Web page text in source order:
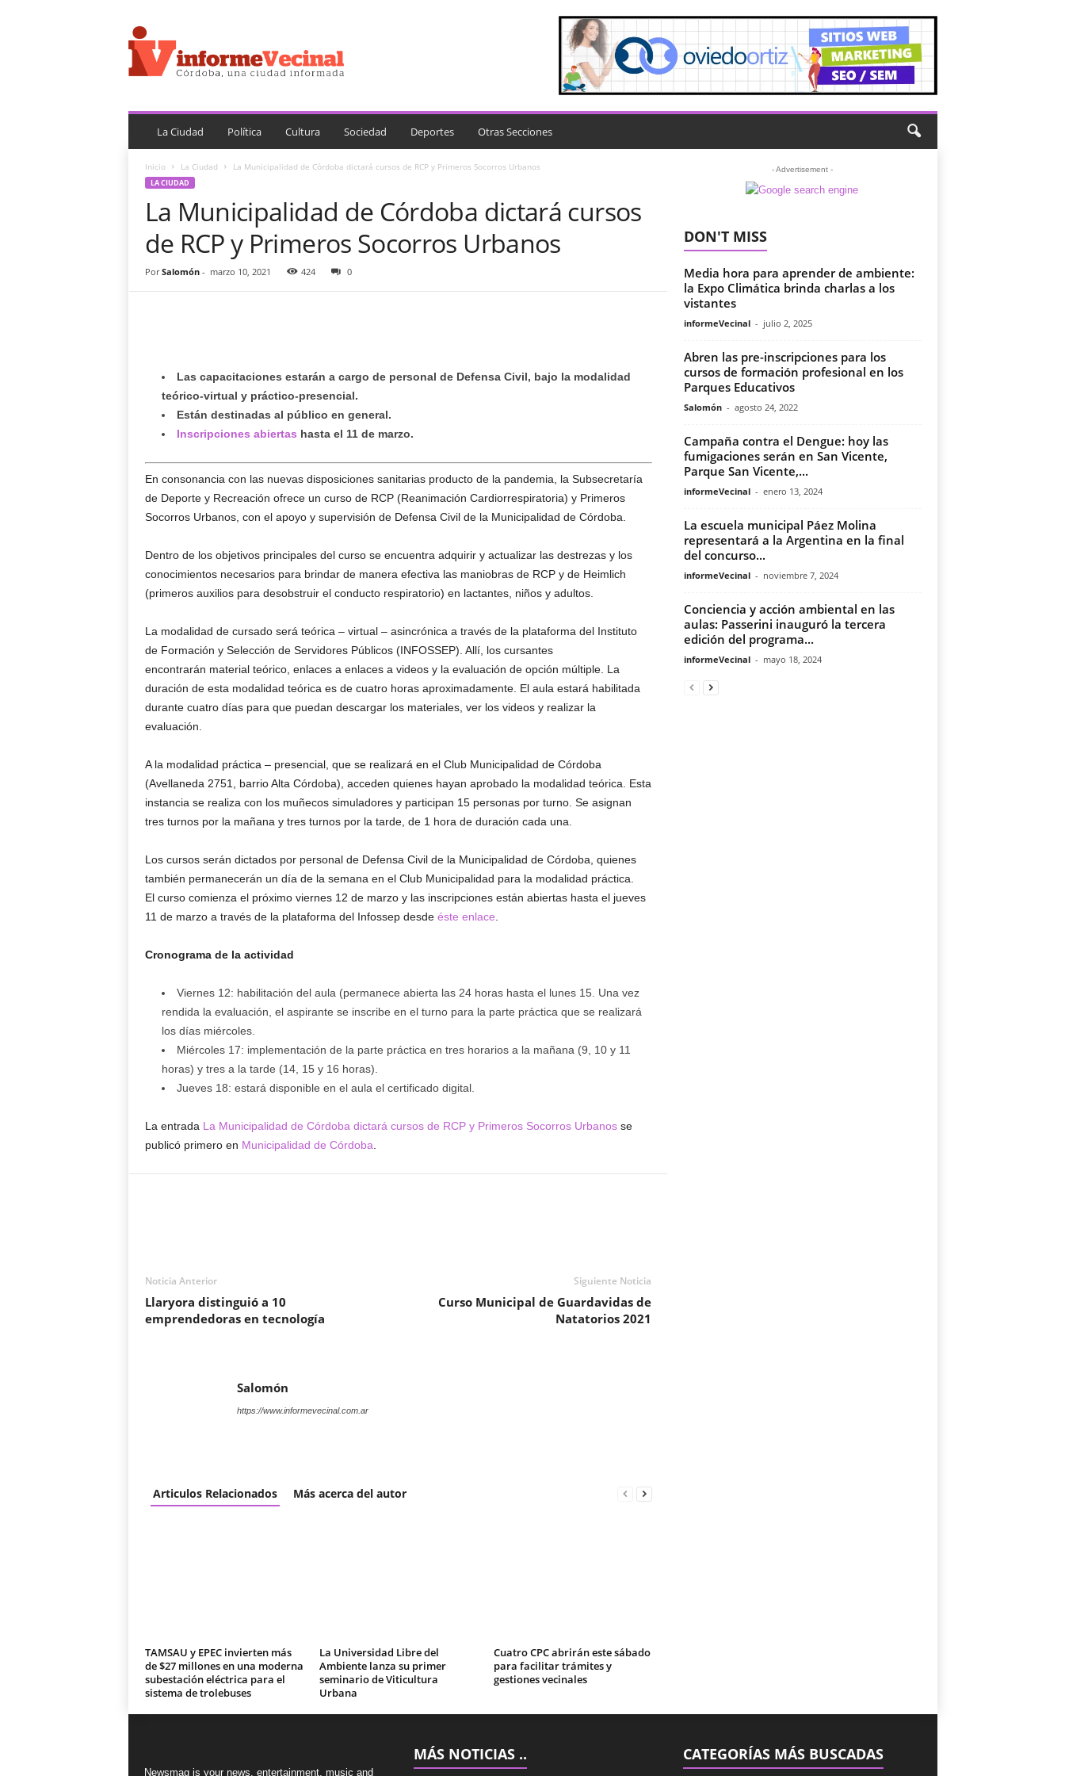
n
f
o
e
e
La Ciudad Política Cultura Sociedad Deportes Otras Secciones
Inicio La Ciudad La Municipalidad de Córdoba dictará cursos de RCP y Primeros Socorros Urbanos
LA CIUDAD
La Municipalidad de Córdoba dictará cursos
de RCP y Primeros Socorros Urbanos
Por Salomón- marzo 10, 2021 424 0
Las capacitaciones estarán a cargo de personal de Defensa Civil, bajo la modalidad
teórico-virtual y práctico-presencial.
Están destinadas al público en general.
Inscripciones abiertas hasta el 11 de marzo.
En consonancia con las nuevas disposiciones sanitarias producto de la pandemia, la Subsecretaría
de Deporte y Recreación ofrece un curso de RCP (Reanimación Cardiorrespiratoria) y Primeros
Socorros Urbanos, con el apoyo y supervisión de Defensa Civil de la Municipalidad de Córdoba.
Dentro de los objetivos principales del curso se encuentra adquirir y actualizar las destrezas y los
conocimientos necesarios para brindar de manera efectiva las maniobras de RCP y de Heimlich
(primeros auxilios para desobstruir el conducto respiratorio) en lactantes, niños y adultos.
La modalidad de cursado será teórica – virtual – asincrónica a través de la plataforma del Instituto
de Formación y Selección de Servidores Públicos (INFOSSEP). Allí, los cursantes
encontrarán material teórico, enlaces a enlaces a videos y la evaluación de opción múltiple. La
duración de esta modalidad teórica es de cuatro horas aproximadamente. El aula estará habilitada
durante cuatro días para que puedan descargar los materiales, ver los videos y realizar la
evaluación.
A la modalidad práctica – presencial, que se realizará en el Club Municipalidad de Córdoba
(Avellaneda 2751, barrio Alta Córdoba), acceden quienes hayan aprobado la modalidad teórica. Esta
instancia se realiza con los muñecos simuladores y participan 15 personas por turno. Se asignan
tres turnos por la mañana y tres turnos por la tarde, de 1 hora de duración cada una.
Los cursos serán dictados por personal de Defensa Civil de la Municipalidad de Córdoba, quienes
también permanecerán un día de la semana en el Club Municipalidad para la modalidad práctica.
El curso comienza el próximo viernes 12 de marzo y las inscripciones están abiertas hasta el jueves
11 de marzo a través de la plataforma del Infossep desde éste enlace
Cronograma de la actividad
Viernes 12: habilitación del aula (permanece abierta las 24 horas hasta el lunes 15. Una vez
rendida la evaluación, el aspirante se inscribe en el turno para la parte práctica que se realizará
los días miércoles.
Miércoles 17: implementación de la parte práctica en tres horarios a la mañana (9, 10 y 11
horas) y tres a la tarde (14, 15 y 16 horas).
Jueves 18: estará disponible en el aula el certificado digital.
La entrada La Municipalidad de Córdoba dictará cursos de RCP y Primeros Socorros Urbanosse
publicó primero en Municipalidad de Córdoba
Noticia Anterior
Llaryora distinguió a 10
emprendedoras en tecnología
Siguiente Noticia
Curso Municipal de Guardavidas de
Natatorios 2021
Salomón
https://www.informevecinal.com.ar
Articulos Relacionados Más acerca del autor
TAMSAU y EPEC invierten más
de $27 millones en una moderna
subestación eléctrica para el
sistema de trolebuses
La Universidad Libre del
Ambiente lanza su primer
seminario de Viticultura
Urbana
Cuatro CPC abrirán este sábado
para facilitar trámites y
gestiones vecinales
- Advertisement -
DON'T MISS
Media hora para aprender de ambiente:
la Expo Climática brinda charlas a los
vistantes
informeVecinal - julio 2, 2025
Abren las pre-inscripciones para los
cursos de formación profesional en los
Parques Educativos
Salomón - agosto 24, 2022
Campaña contra el Dengue: hoy las
fumigaciones serán en San Vicente,
Parque San Vicente,...
informeVecinal - enero 13, 2024
La escuela municipal Páez Molina
representará a la Argentina en la final
del concurso...
informeVecinal - noviembre 7, 2024
Conciencia y acción ambiental en las
aulas: Passerini inauguró la tercera
edición del programa...
informeVecinal - mayo 18, 2024
Newsmag is your news, entertainment, music and
MÁS NOTICIAS .. CATEGORÍAS MÁS BUSCADAS